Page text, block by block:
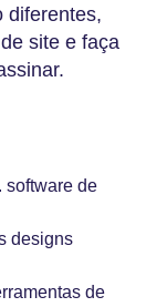
diferentes,
site e faça
software de
designs
de